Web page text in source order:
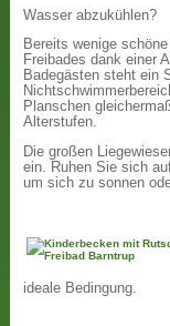
Wasser abzukühlen?
Bereits wenige
Freibades dank einer
Badegästen steht ein
Planschen
Alterstufen.
Die großen
ein. Ruhen Sie sich
um sich zu sonnen
ideale Bedingung.